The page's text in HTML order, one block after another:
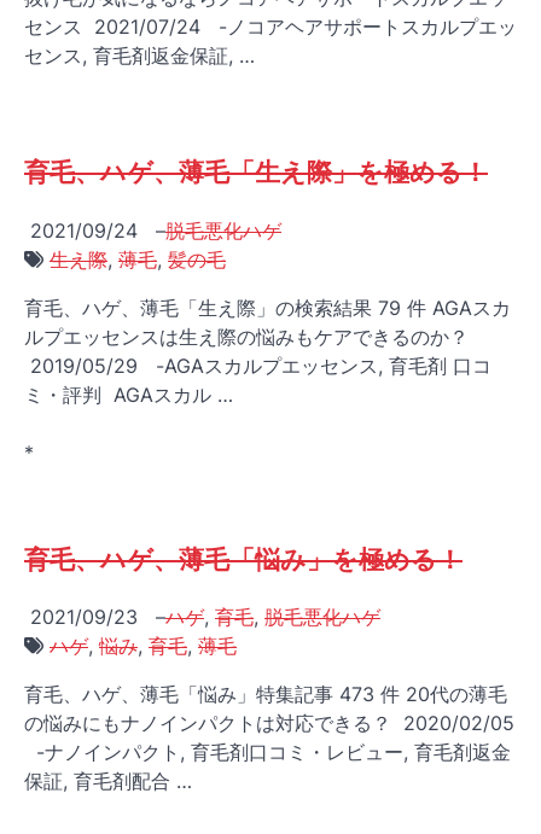
センス 2021/07/24 -ノコアヘアサポートスカルプエッ
センス, 育毛剤返金保証, …
育毛、ハゲ、薄毛「生え際」を極める！
2021/09/24 –脱毛悪化ハゲ
生え際, 薄毛, 髪の毛
育毛、ハゲ、薄毛「生え際」の検索結果 79 件 AGAスカ
ルプエッセンスは生え際の悩みもケアできるのか？
2019/05/29 -AGAスカルプエッセンス, 育毛剤 口コ
ミ・評判 AGAスカル …
*
育毛、ハゲ、薄毛「悩み」を極める！
2021/09/23 –ハゲ, 育毛, 脱毛悪化ハゲ
ハゲ,悩み, 育毛, 薄毛
育毛、ハゲ、薄毛「悩み」特集記事 473 件 20代の薄毛
の悩みにもナノインパクトは対応できる？ 2020/02/05
-ナノインパクト, 育毛剤口コミ・レビュー, 育毛剤返金
保証, 育毛剤配合 …